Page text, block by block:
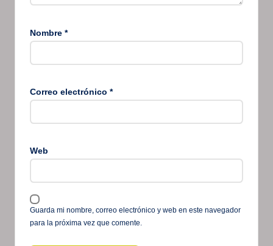
Nombre *
Correo electrónico *
Web
Guarda mi nombre, correo electrónico y web en este navegador
para la próxima vez que comente.